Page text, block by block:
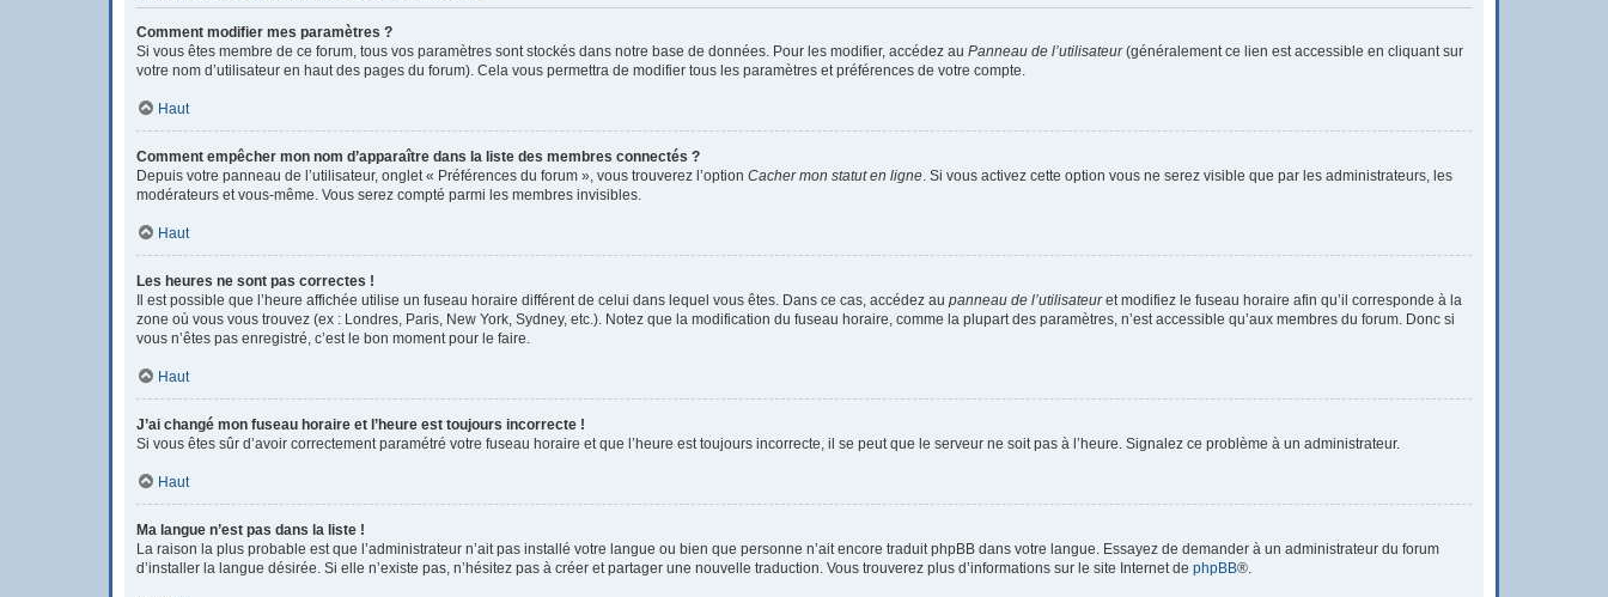
Comment modifier mes paramètres ?
Si vous êtes membre de ce forum, tous vos paramètres sont stockés dans notre base de données. Pour les modifier, accédez au Panneau de l’utilisateur(généralement ce lien est accessible en cliquant sur
votre nom d’utilisateur en haut des pages du forum). Cela vous permettra de modifier tous les paramètres et préférences de votre compte.
Haut
Comment empêcher mon nom d’apparaître dans la liste des membres connectés ?
Depuis votre panneau de l’utilisateur, onglet « Préférences du forum », vous trouverez l’option Cacher mon statut en ligne. Si vous activez cette option vous ne serez visible que par les administrateurs, les
modérateurs et vous-même. Vous serez compté parmi les membres invisibles.
Haut
Les heures ne sont pas correctes !
Il est possible que l’heure affichée utilise un fuseau horaire différent de celui dans lequel vous êtes. Dans ce cas, accédez au panneau de l’utilisateuret modifiez le fuseau horaire afin qu’il corresponde à la
zone où vous vous trouvez (ex : Londres, Paris, New York, Sydney, etc.). Notez que la modification du fuseau horaire, comme la plupart des paramètres, n’est accessible qu’aux membres du forum. Donc si
vous n’êtes pas enregistré, c’est le bon moment pour le faire.
Haut
J’ai changé mon fuseau horaire et l’heure est toujours incorrecte !
Si vous êtes sûr d’avoir correctement paramétré votre fuseau horaire et que l’heure est toujours incorrecte, il se peut que le serveur ne soit pas à l’heure. Signalez ce problème à un administrateur.
Haut
Ma langue n’est pas dans la liste !
La raison la plus probable est que l’administrateur n’ait pas installé votre langue ou bien que personne n’ait encore traduit phpBB dans votre langue. Essayez de demander à un administrateur du forum
d’installer la langue désirée. Si elle n’existe pas, n’hésitez pas à créer et partager une nouvelle traduction. Vous trouverez plus d’informations sur le site Internet de phpBB®.